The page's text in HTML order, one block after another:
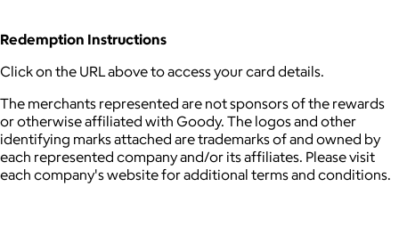
Redemption Instructions
Click on the URL above to access your card details.
The merchants represented are not sponsors of the rewards
or otherwise affiliated with Goody. The logos and other
identifying marks attached are trademarks of and owned by
each represented company and/or its affiliates. Please visit
each company's website for additional terms and conditions.